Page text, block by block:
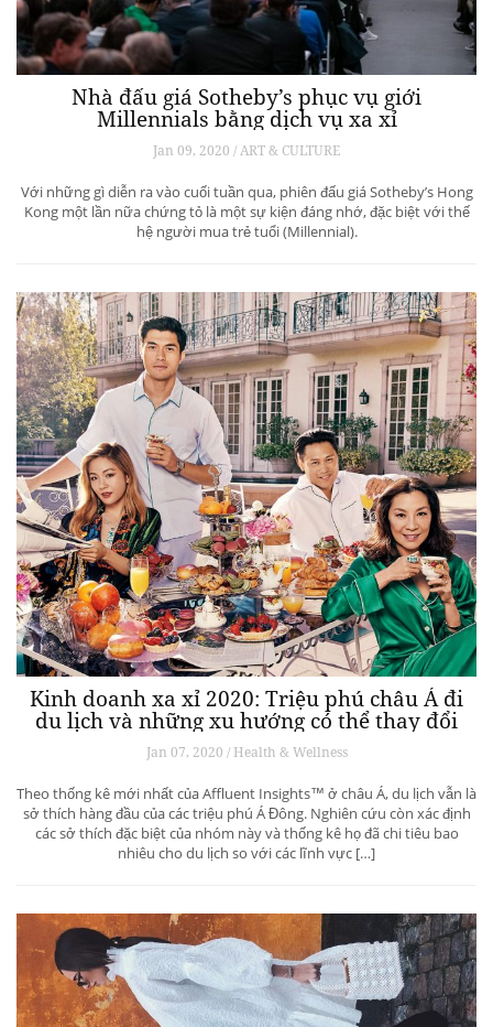
Nhà đấu giá Sotheby’s phục vụ giới
Millennials bằng dịch vụ xa xỉ
Jan 09, 2020 / ART & CULTURE
Với những gì diễn ra vào cuối tuần qua, phiên đấu giá Sotheby’s Hong
Kong một lần nữa chứng tỏ là một sự kiện đáng nhớ, đặc biệt với thế
hệ người mua trẻ tuổi (Millennial).
Kinh doanh xa xỉ 2020: Triệu phú châu Á đi
du lịch và những xu hướng có thể thay đổi
ngành du lịch thượng lưu
Jan 07, 2020 / Health & Wellness
Theo thống kê mới nhất của Affluent Insights™ ở châu Á, du lịch vẫn là
sở thích hàng đầu của các triệu phú Á Đông. Nghiên cứu còn xác định
các sở thích đặc biệt của nhóm này và thống kê họ đã chi tiêu bao
nhiêu cho du lịch so với các lĩnh vực […]